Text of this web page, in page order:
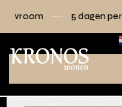
5 dagen per week geopend